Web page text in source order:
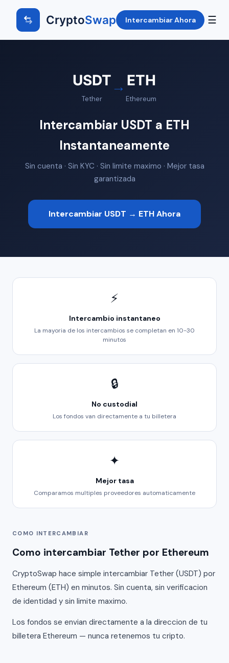
CryptoSwap Intercambiar Ahora ☰
USDT
Tether
→ ETH
Ethereum
Intercambiar USDT a ETH
Instantaneamente
Sin cuenta · Sin KYC · Sin limite maximo · Mejor tasa
garantizada
Intercambiar USDT → ETH Ahora
⚡
Intercambio instantaneo
La mayoria de los intercambios se completan en 10-30
minutos
🔒
No custodial
Los fondos van directamente a tu billetera
✦
Mejor tasa
Comparamos multiples proveedores automaticamente
COMO INTERCAMBIAR
Como intercambiar Tether por Ethereum
CryptoSwap hace simple intercambiar Tether (USDT) por
Ethereum (ETH) en minutos. Sin cuenta, sin verificacion
de identidad y sin limite maximo.
Los fondos se envian directamente a la direccion de tu
billetera Ethereum — nunca retenemos tu cripto.